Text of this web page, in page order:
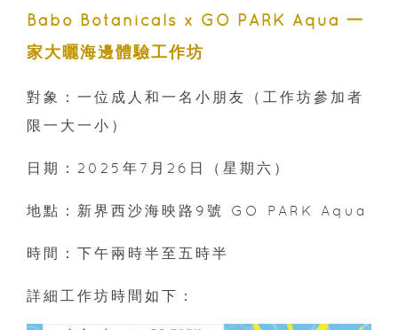
Babo Botanicals x GO PARK Aqua 一
家大曬海邊體驗工作坊
對象：一位成人和一名小朋友（工作坊參加者
限一大一小）
日期：2025年7月26日（星期六）
地點：新界西沙海映路9號 GO PARK Aqua
時間：下午兩時半至五時半
詳細工作坊時間如下：